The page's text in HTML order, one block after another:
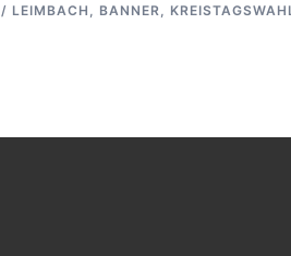
LEIMBACH BANNER